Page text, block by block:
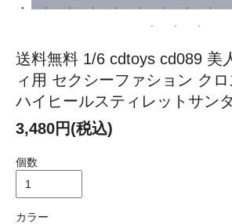
送料無料 1/6 cdtoys cd089 美
ィ用 セクシーファション ク
ハイヒールスティレットサン
3,480円(税込)
個数
カラー